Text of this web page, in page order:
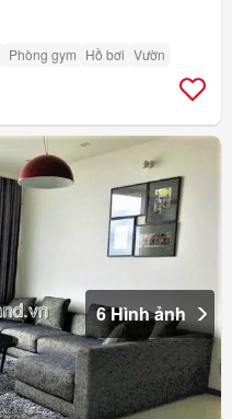
Phòng gym Hồ bơi Vườn
6 Hình ảnh